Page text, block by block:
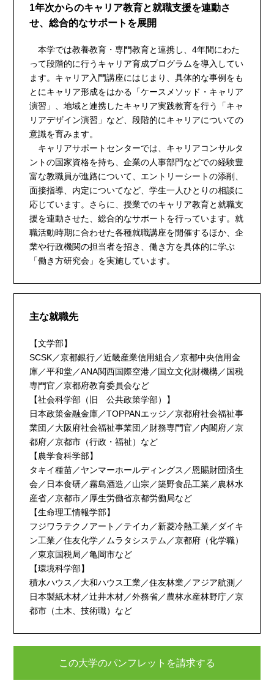
1年次からのキャリア教育と就職支援を連動さ
せ、総合的なサポートを展開
本学では教養教育・専門教育と連携し、4年間にわた
って段階的に行うキャリア育成プログラムを導入してい
ます。キャリア入門講座にはじまり、具体的な事例をも
とにキャリア形成をはかる「ケースメソッド・キャリア
演習」、地域と連携したキャリア実践教育を行う「キャ
リアデザイン演習」など、段階的にキャリアについての
意識を育みます。
キャリアサポートセンターでは、キャリアコンサルタ
ントの国家資格を持ち、企業の人事部門などでの経験豊
富な教職員が進路について、エントリーシートの添削、
面接指導、内定についてなど、学生一人ひとりの相談に
応じています。さらに、授業でのキャリア教育と就職支
援を連動させた、総合的なサポートを行っています。就
職活動時期に合わせた各種就職講座を開催するほか、企
業や行政機関の担当者を招き、働き方を具体的に学ぶ
「働き方研究会」を実施しています。
主な就職先
【文学部】
SCSK／京都銀行／近畿産業信用組合／京都中央信用金
庫／平和堂／ANA関西国際空港／国立文化財機構／国税
専門官／京都府教育委員会など
【社会科学部（旧 公共政策学部）】
日本政策金融金庫／TOPPANエッジ／京都府社会福祉事
業団／大阪府社会福祉事業団／財務専門官／内閣府／京
都府／京都市（行政・福祉）など
【農学食科学部】
タキイ種苗／ヤンマーホールディングス／恩賜財団済生
会／日本食研／霧島酒造／山宗／築野食品工業／農林水
産省／京都市／厚生労働省京都労働局など
【生命理工情報学部】
フジワラテクノアート／テイカ／新菱冷熱工業／ダイキ
ン工業／住友化学／ムラタシステム／京都府（化学職）
／東京国税局／亀岡市など
【環境科学部】
積水ハウス／大和ハウス工業／住友林業／アジア航測／
日本製紙木材／辻井木材／外務省／農林水産林野庁／京
都市（土木、技術職）など
この大学のパンフレットを請求する